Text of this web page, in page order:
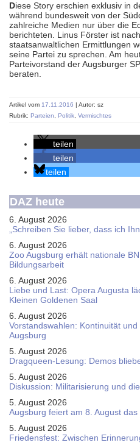
Diese Story erschien exklusiv in
während bundesweit von der
zahlreiche Medien nur über die
berichteten. Linus Förster ist
staatsanwaltlichen Ermittlungen
seine Partei zu sprechen. Am
Parteivorstand der Augsburger
beraten.
Artikel vom 17.11.2016 | Autor: sz
Rubrik: Parteien Politik Vermischtes
teilen
teilen
teilen
DAZ heute
6. August 2026
„Schreiben Sie lieber, dass ich
6. August 2026
Zoo Augsburg erhält nationale
Bildungsarbeit
6. August 2026
Liebe und Last: Opera Augusta
Kleinen Goldenen Saal
6. August 2026
Vorstandswahlen: Kontinuität
Augsburg
5. August 2026
Dragqueen-Lesung: Demos
5. August 2026
Diskussion: Mi­li­ta­ri­sie­rung und
5. August 2026
Augsburg feiert am 8. August
5. August 2026
Friedensfest: Zwischen